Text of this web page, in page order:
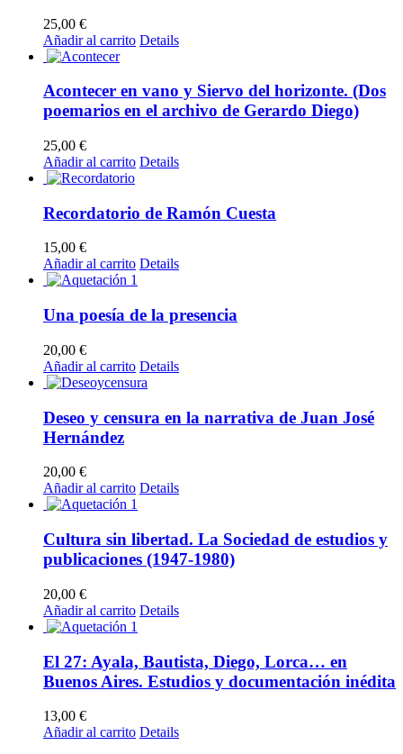
25,00 €
Añadir al carrito Details
Acontecer en vano y Siervo del horizonte. (Dos
poemarios en el archivo de Gerardo Diego)
25,00 €
Añadir al carrito Details
Recordatorio de Ramón Cuesta
15,00 €
Añadir al carrito Details
Una poesía de la presencia
20,00 €
Añadir al carrito Details
Deseo y censura en la narrativa de Juan José
Hernández
20,00 €
Añadir al carrito Details
Cultura sin libertad. La Sociedad de estudios y
publicaciones (1947-1980)
20,00 €
Añadir al carrito Details
El 27: Ayala, Bautista, Diego, Lorca… en
Buenos Aires. Estudios y documentación inédita
13,00 €
Añadir al carrito Details